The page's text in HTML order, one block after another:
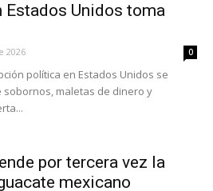
Estados Unidos toma
2026 0
política en Estados Unidos se
sobornos, maletas de dinero y
por tercera vez la
mexicano